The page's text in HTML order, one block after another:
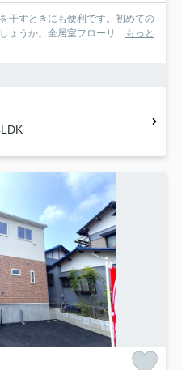
干すときにも便利です。初めての
ょうか。全居室フローリ... もっと